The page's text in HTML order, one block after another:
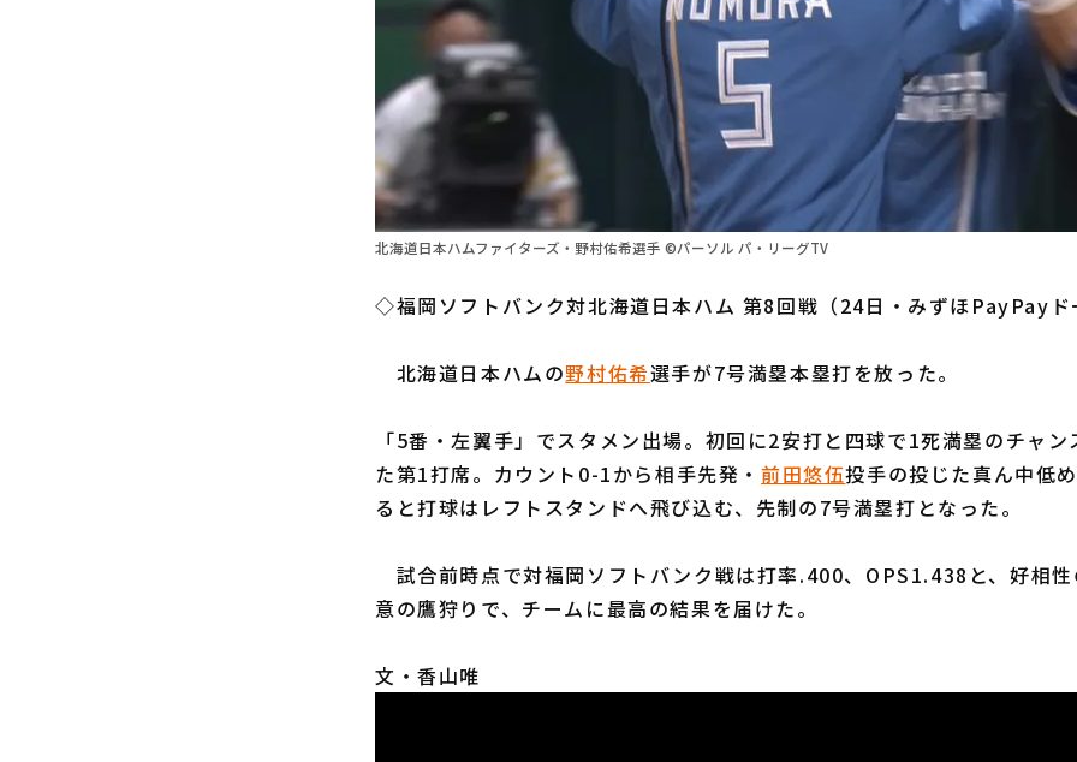
北海道日本ハムファイターズ・野村佑希選手 ©パーソル パ・リーグTV
◇福岡ソフトバンク対北海道日本ハム 第8回戦（24日・みずほPayPayド
北海道日本ハムの野村佑希選手が7号満塁本塁打を放った。
「5番・左翼手」でスタメン出場。初回に2安打と四球で1死満塁のチャ
た第1打席。カウント0-1から相手先発・前田悠伍投手の投じた真ん中低
ると打球はレフトスタンドへ飛び込む、先制の7号満塁打となった。
試合前時点で対福岡ソフトバンク戦は打率.400、OPS1.438と、好相
意の鷹狩りで、チームに最高の結果を届けた。
文・香山唯